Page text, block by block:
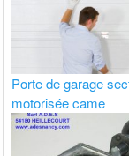
Porte de garage
motorisée came